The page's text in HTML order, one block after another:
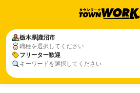
栃木県鹿沼市
職種を選択してください
フリーター歓迎
キーワードを選択してください